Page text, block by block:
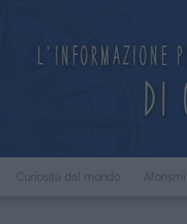
L'informazione
di
Curiosità dal mondo